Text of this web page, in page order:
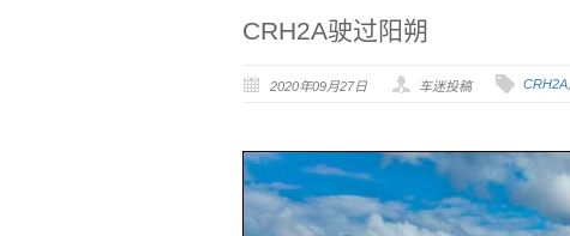
CRH2A驶过阳朔
2020年09月27日 车迷投稿 CRH2A